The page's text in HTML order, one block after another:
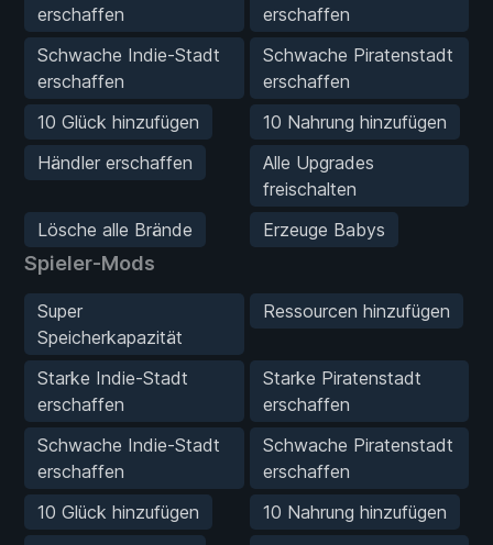
erschaffen
erschaffen
Schwache Indie-Stadt
erschaffen
Schwache Piratenstadt
erschaffen
10 Glück hinzufügen
10 Nahrung hinzufügen
Händler erschaffen
Alle Upgrades
freischalten
Lösche alle Brände
Erzeuge Babys
Spieler-Mods
Super
Speicherkapazität
Ressourcen hinzufügen
Starke Indie-Stadt
erschaffen
Starke Piratenstadt
erschaffen
Schwache Indie-Stadt
erschaffen
Schwache Piratenstadt
erschaffen
10 Glück hinzufügen
10 Nahrung hinzufügen